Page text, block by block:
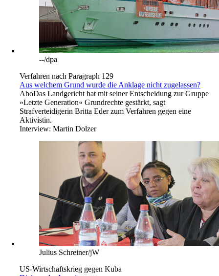
--/dpa
Verfahren nach Paragraph 129
Aus welchem Grund wurde die Anklage nicht zugelassen?
AboDas Landgericht hat mit seiner Entscheidung zur Gruppe
»Letzte Generation« Grundrechte gestärkt, sagt
Strafverteidigerin Britta Eder zum Verfahren gegen eine
Aktivistin.
Interview: Martin Dolzer
Julius Schreiner/jW
US-Wirtschaftskrieg gegen Kuba